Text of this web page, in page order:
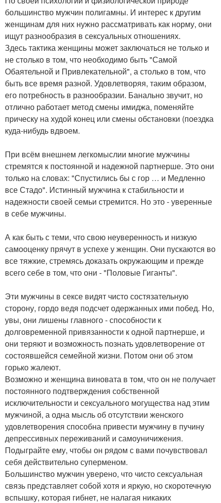
большинство мужчин полигамны. И интерес к другим
женщинам для них нужно рассматривать как норму, они
ищут разнообразия в сексуальных отношениях.
Здесь тактика женщины может заключаться не только и
не столько в том, что необходимо быть "Самой
Обаятельной и Привлекательной", а столько в том, что
быть все время разной. Удовлетворяя, таким образом,
его потребность в разнообразии. Банально звучит, но
отлично работает метод смены имиджа, поменяйте
прическу на худой конец или смены обстановки (поездка
куда-нибудь вдвоем.
При всём внешнем легкомыслии многие мужчины
стремятся к постоянной и надежной партнерше. Это они
только на словах: "Спустились бы с гор … и Медленно
все Стадо". Истинный мужчина к стабильности и
надежности своей семьи стремится. Но это - уверенные
в себе мужчины.
А как быть с теми, что свою неуверенность и низкую
самооценку прячут в успехе у женщин. Они пускаются во
все тяжкие, стремясь доказать окружающим и прежде
всего себе в том, что они - "Половые Гиганты".
Эти мужчины в сексе видят чисто состязательную
сторону, гордо ведя подсчет одержанных ими побед. Но,
увы, они лишены главного - способности к
долговременной привязанности к одной партнерше, и
они теряют и возможность познать удовлетворение от
состоявшейся семейной жизни. Потом они об этом
горько жалеют.
Возможно и женщина виновата в том, что он не получает
постоянного подтверждения собственной
исключительности и сексуального могущества над этим
мужчиной, а одна мысль об отсутствии женского
удовлетворения способна привести мужчину в пучину
депрессивных переживаний и самоуничижения.
Подыграйте ему, чтобы он рядом с вами почувствовал
себя действительно суперменом.
Большинство мужчин уверено, что чисто сексуальная
связь представляет собой хотя и яркую, но скоротечную
вспышку, которая гибнет, не налагая никаких